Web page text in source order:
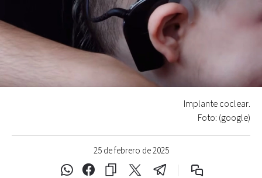
25 de febrero de 2025
Implante coclear.
Foto: (google)